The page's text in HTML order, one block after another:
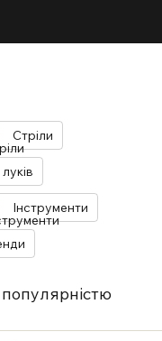
Стріли
Інструменти